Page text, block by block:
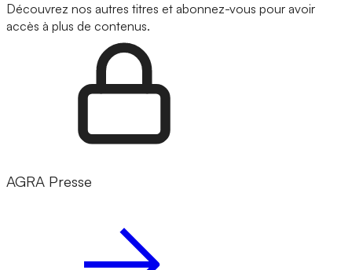
Découvrez nos autres titres et abonnez-vous pour avoir
accès à plus de contenus.
AGRA Presse